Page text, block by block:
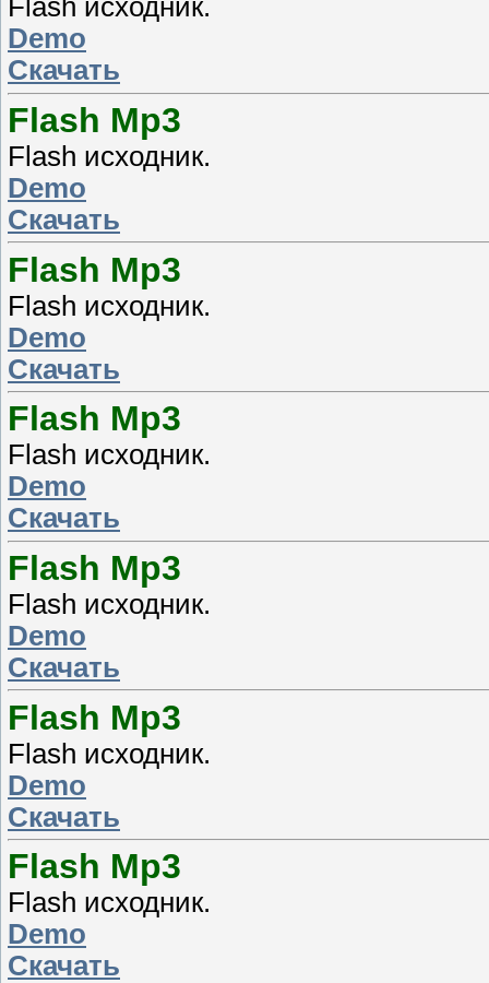
Flash исходник.
Demo
Скачать
Flash Mp3
Flash исходник.
Demo
Скачать
Flash Mp3
Flash исходник.
Demo
Скачать
Flash Mp3
Flash исходник.
Demo
Скачать
Flash Mp3
Flash исходник.
Demo
Скачать
Flash Mp3
Flash исходник.
Demo
Скачать
Flash Mp3
Flash исходник.
Demo
Скачать